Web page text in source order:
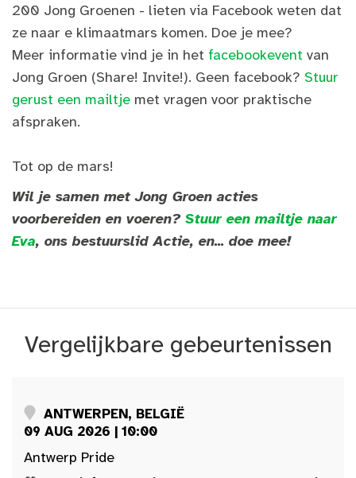
200 Jong Groenen - lieten via Facebook weten dat
ze naar e klimaatmars komen. Doe je mee?
Meer informatie vind je in het facebookevent van
Jong Groen (Share! Invite!). Geen facebook? Stuur
gerust een mailtje met vragen voor praktische
afspraken.
Tot op de mars!
Wil je samen met Jong Groen acties
voorbereiden en voeren? Stuur een mailtje naar
Eva, ons bestuurslid Actie, en... doe mee!
Vergelijkbare gebeurtenissen
ANTWERPEN, BELGIË
09 AUG 2026 | 10:00
Antwerp Pride